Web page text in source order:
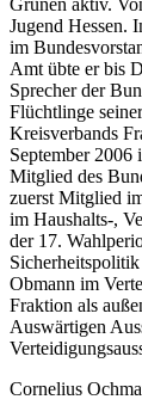
Grünen aktiv.
Jugend Hessen.
im
Amt übte er bis
Sprecher der
Flüchtlinge
Kreisverbands
September 2006
Mitglied des
zuerst Mitglied
im Haushalts-,
der 17.
Obmann im
Fraktion als
Auswärtigen
Cornelius